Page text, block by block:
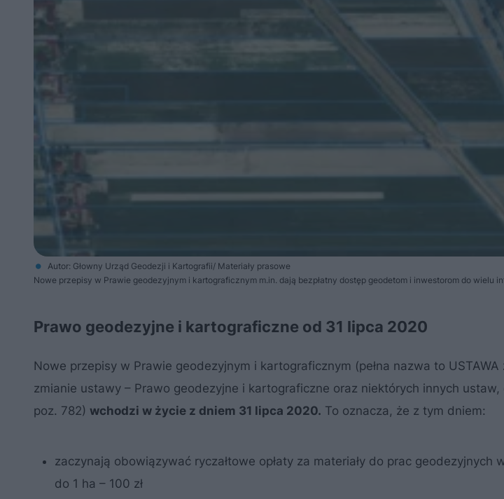
Autor: Głowny Urząd Geodezji i Kartografii/ Materiały prasowe
Nowe przepisy w Prawie geodezyjnym i kartograficznym m.in. dają bezpłatny dostęp geodetom i inwestorom do wielu
Prawo geodezyjne i kartograficzne od 31 lipca 2020
Nowe przepisy w Prawie geodezyjnym i kartograficznym (pełna nazwa to
zmianie ustawy – Prawo geodezyjne i kartograficzne oraz niektórych innych
poz. 782) wchodzi w życie z dniem 31 lipca 2020. To oznacza, że z tym dniem:
zaczynają obowiązywać ryczałtowe opłaty za materiały do prac geodezyjnych
do 1 ha – 100 zł